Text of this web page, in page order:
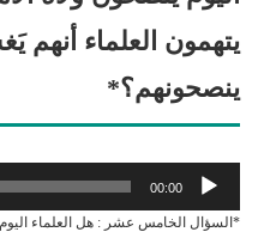
يتهمون العلماء أنهم
ينصحونهم؟*
مشغل
الصوت
00:00
*السؤال الخامس عشر : هل العلماء